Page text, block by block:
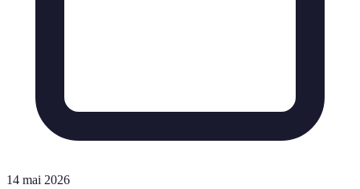
14 mai 2026